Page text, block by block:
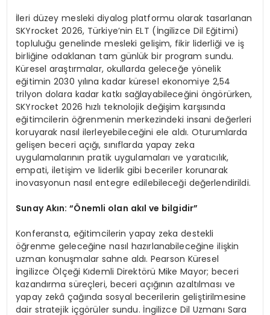
İleri düzey mesleki diyalog platformu olarak tasarlanan
SKYrocket 2026, Türkiye’nin ELT (İngilizce Dil Eğitimi)
topluluğu genelinde mesleki gelişim, fikir liderliği ve iş
birliğine odaklanan tam günlük bir program sundu.
Küresel araştırmalar, okullarda geleceğe yönelik
eğitimin 2030 yılına kadar küresel ekonomiye 2,54
trilyon dolara kadar katkı sağlayabileceğini öngörürken,
SKYrocket 2026 hızlı teknolojik değişim karşısında
eğitimcilerin öğrenmenin merkezindeki insani değerleri
koruyarak nasıl ilerleyebileceğini ele aldı. Oturumlarda
gelişen beceri açığı, sınıflarda yapay zeka
uygulamalarının pratik uygulamaları ve yaratıcılık,
empati, iletişim ve liderlik gibi beceriler korunarak
inovasyonun nasıl entegre edilebileceği değerlendirildi.
Sunay Akın: “Önemli olan akıl ve bilgidir”
Konferansta, eğitimcilerin yapay zeka destekli
öğrenme geleceğine nasıl hazırlanabileceğine ilişkin
uzman konuşmalar sahne aldı. Pearson Küresel
İngilizce Ölçeği Kıdemli Direktörü Mike Mayor; beceri
kazandırma süreçleri, beceri açığının azaltılması ve
yapay zekâ çağında sosyal becerilerin geliştirilmesine
dair stratejik içgörüler sundu. İngilizce Dil Uzmanı Sara